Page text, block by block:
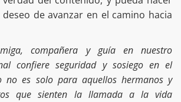
de avanzar en el camino hacia
compañera y guía en nuestro
confiere seguridad y sosiego en el
no es solo para aquellos hermanos y
que sienten la llamada a la vida